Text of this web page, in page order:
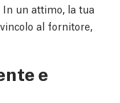
un attimo, la tua
al fornitore,
e